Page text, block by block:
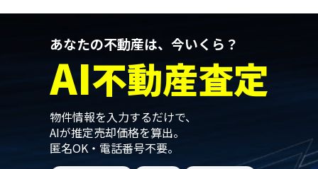
あなたの不動産は、今いくら？
AI不動産査定
物件情報を入力するだけで、
AIが推定売却価格を算出。
匿名OK・電話番号不要。